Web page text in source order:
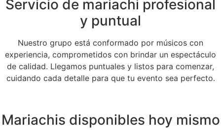
Servicio de mariachi profesional
y puntual
Nuestro grupo está conformado por músicos con
experiencia, comprometidos con brindar un espectáculo
de calidad. Llegamos puntuales y listos para comenzar,
cuidando cada detalle para que tu evento sea perfecto.
Mariachis disponibles hoy mismo